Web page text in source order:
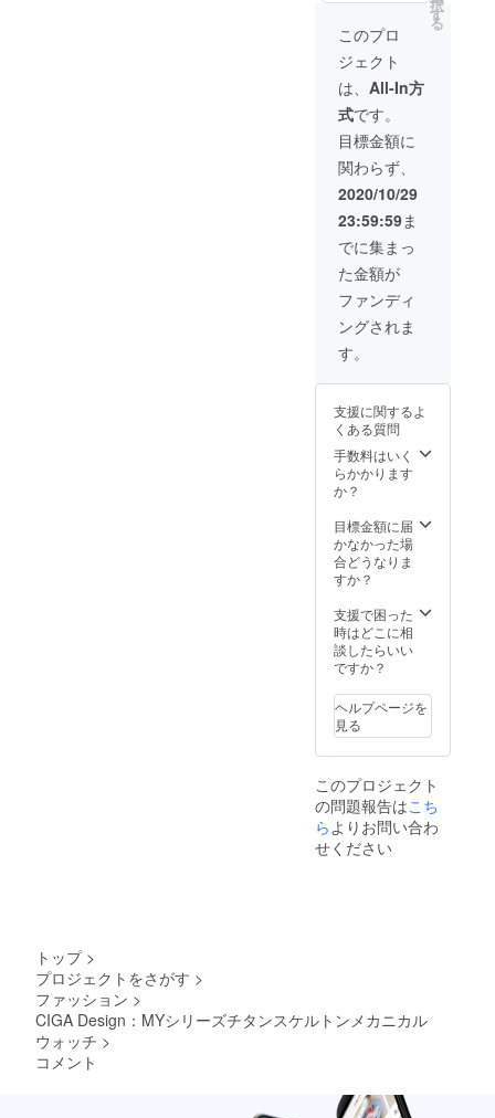
レッ
ド） 本
革スト
ラップ1
個 付属
品 CIGA
デザイ
ン
ウォッ
チ ×1 シ
リコン
スト
ラップ
×1 ギフ
トレ
ザース
トラッ
プ×1
F］
CIGA
Design
MYシ
リーズ
チタン
スケル
トンメ
カニカ
ル
ウォッ
チ2個
シリコ
ンスト
ラップ2
個（ブ
ラッ
ク、ブ
ルー、
レッ
革スト
ラップ2
個 付属
品 CIGA
デザイ
ウォッ
チ ×2 シ
リコン
スト
×2 ギフ
トレ
ザース
トラッ
択
す
る
このプロ
ジェクト
は、 All-In方
式です。
目標金額に
関わらず、
2020/10/29
23:59:59ま
でに集まっ
た金額が
ファンディ
ングされま
す。
支援に関するよ
くある質問
手数料はいく
らかかります
か？
目標金額に届
かなかった場
合どうなりま
すか？
支援で困った
時はどこに相
談したらいい
ですか？
ヘルプページを
見る
このプロジェクト
の問題報告はこち
ら よりお問い合わ
せください
トップ >
プロジェクトをさがす >
ファッション >
CIGA Design：MYシリーズチタンスケルトンメカニカル
ウォッチ >
コメント